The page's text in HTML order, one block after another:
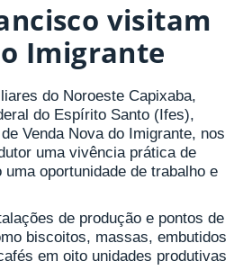
visitam
Imigrante
do Noroeste Capixaba,
do Espírito Santo (Ifes),
Venda Nova do Imigrante, nos
uma vivência prática de
oportunidade de trabalho e
de produção e pontos de
biscoitos, massas, embutidos
em oito unidades produtivas